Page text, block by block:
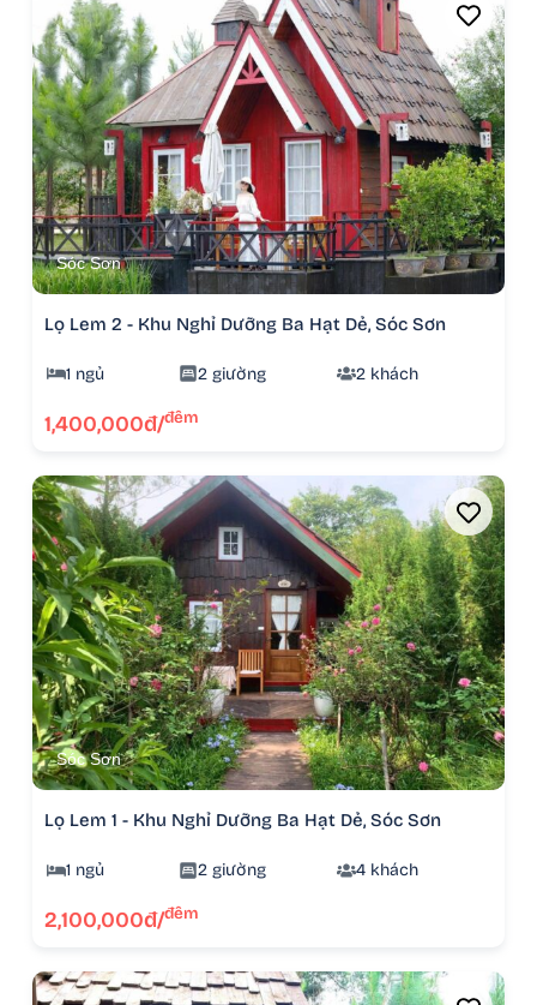
Sóc Sơn
Lọ Lem 2 - Khu Nghỉ Dưỡng Ba Hạt Dẻ, Sóc Sơn
1 ngủ 2 giường 2 khách
1,400,000đ/đêm
Sóc Sơn
Lọ Lem 1 - Khu Nghỉ Dưỡng Ba Hạt Dẻ, Sóc Sơn
1 ngủ 2 giường 4 khách
2,100,000đ/đêm